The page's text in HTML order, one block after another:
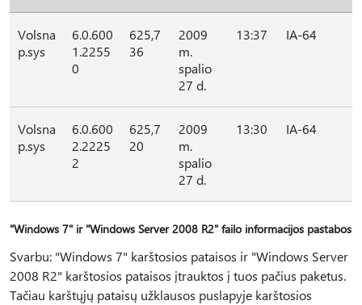
Volsna
p.sys
6.0.600
1.2255
0
625,7
36
2009
m.
spalio
27 d.
13:37 IA-64
Volsna
p.sys
6.0.600
2.2225
2
625,7
20
2009
m.
spalio
27 d.
13:30 IA-64
"Windows 7" ir "Windows Server 2008 R2" failo informacijos pastabos
Svarbu: "Windows 7" karštosios pataisos ir "Windows Server
2008 R2" karštosios pataisos įtrauktos į tuos pačius paketus.
Tačiau karštųjų pataisų užklausos puslapyje karštosios